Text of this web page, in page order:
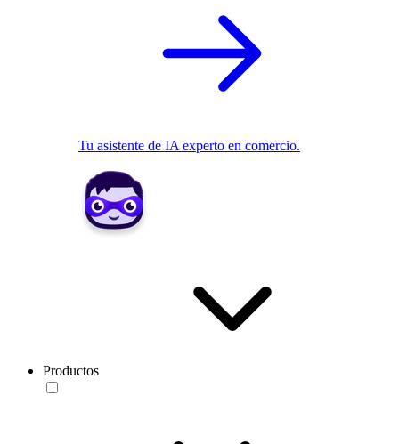
Tu asistente de IA experto en comercio.
Productos